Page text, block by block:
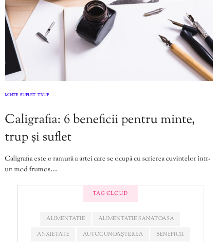
MINTE SUFLET TRUP
Caligrafia: 6 beneficii pentru minte,
trup și suflet
Caligrafia este o ramură a artei care se ocupă cu scrierea cuvintelor într-
un mod frumos.…
TAG CLOUD
ALIMENTATIE
ALIMENTATIE SANATOASA
ANXIETATE
AUTOCUNOAȘTEREA
BENEFICII